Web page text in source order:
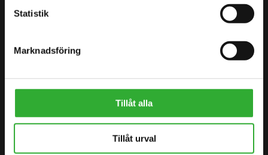
Statistik
Marknadsföring
Tillåt alla
Tillåt urval
LASTARE